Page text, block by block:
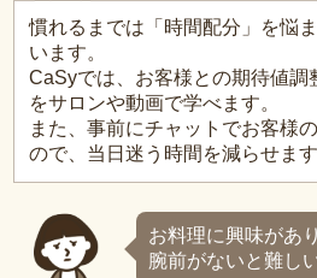
慣れるまでは「時間配分」を悩
います。
CaSyでは、お客様との期待値調
をサロンや動画で学べます。
また、事前にチャットでお客様
ので、当日迷う時間を減らせます
お料理に興味があ
腕前がないと難し